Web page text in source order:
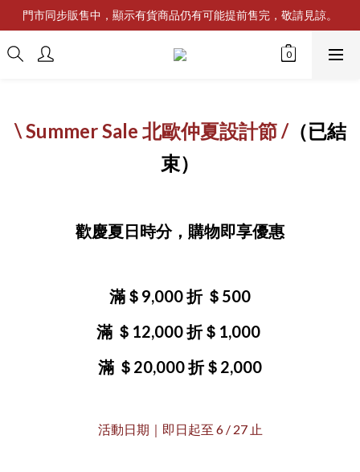
門市同步販售中，顯示有貨商品仍有可能提前售完，敬請見諒。
\ Summer Sale 北歐仲夏設計節 /（已結
束）
歡慶夏日時分，購物即享優惠
滿＄9,000 折 ＄500
滿 ＄12,000 折＄1,000
滿 ＄20,000 折＄2,000
活動日期｜即日起至 6 / 27 止